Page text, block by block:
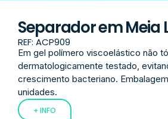
Separador em Meia
REF: ACP909
Em gel polímero viscoelástico não
dermatologicamente testado,
crescimento bacteriano.
unidades.
+ INFO